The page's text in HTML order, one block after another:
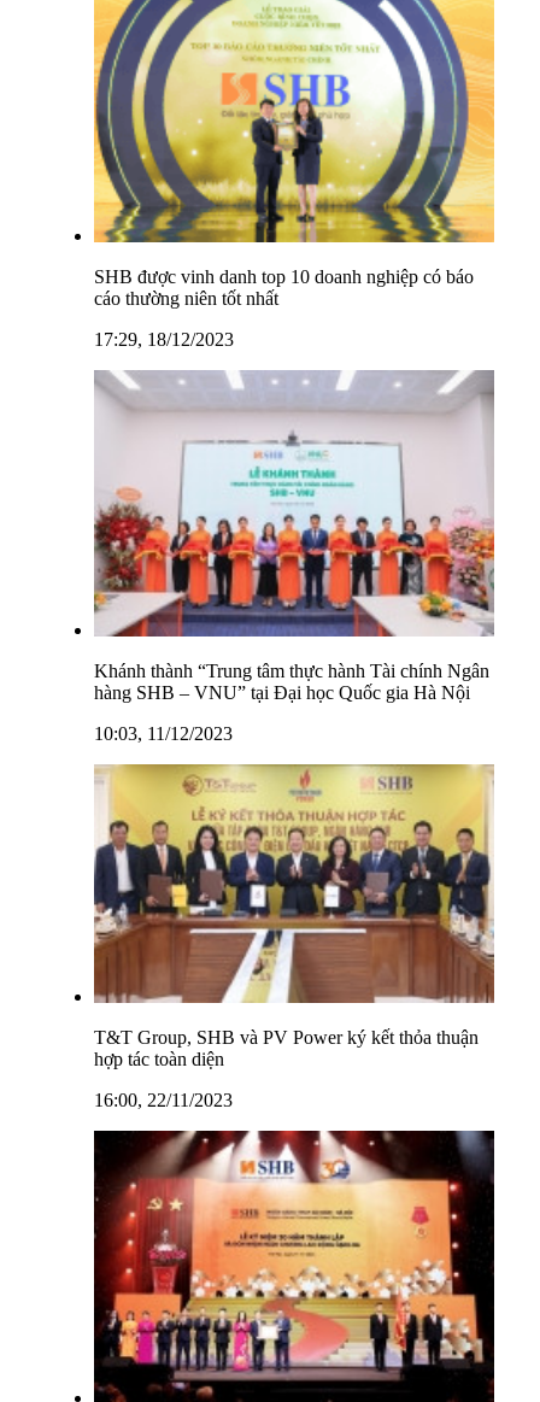
SHB được vinh danh top 10 doanh nghiệp có báo
cáo thường niên tốt nhất
17:29, 18/12/2023
Khánh thành “Trung tâm thực hành Tài chính Ngân
hàng SHB – VNU” tại Đại học Quốc gia Hà Nội
10:03, 11/12/2023
T&T Group, SHB và PV Power ký kết thỏa thuận
hợp tác toàn diện
16:00, 22/11/2023